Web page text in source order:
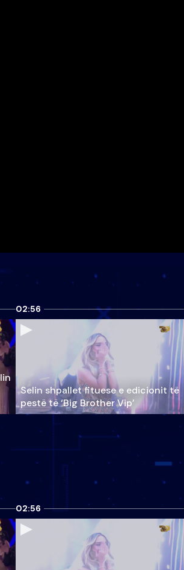
02:56
Selin shpallet fituese e edicionit të
pestë të ‘Big Brother Vip’
02:56